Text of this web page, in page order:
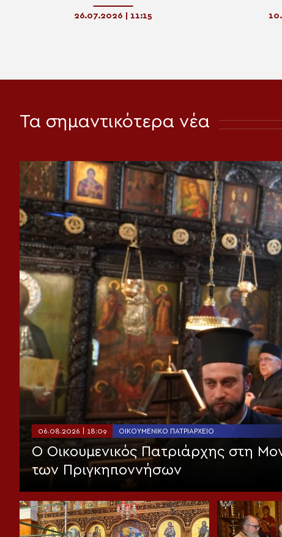
Παντελεήμων
26.07.2026 | 11:15
Τα σημαντικότερα νέα
06.08.2026 | 18:09 ΟΙΚΟΥΜΕΝΙΚΌ ΠΑΤΡΙΑΡΧΕΊΟ
Ο Οικουμενικός Πατριάρχης στη
των Πριγκηποννήσων